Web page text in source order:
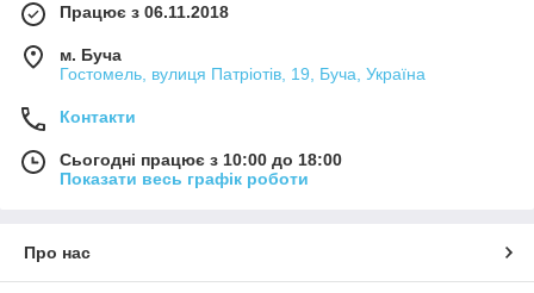
Працює з 06.11.2018
м. Буча
Гостомель, вулиця Патріотів, 19, Буча, Україна
Контакти
Сьогодні працює з 10:00 до 18:00
Показати весь графік роботи
Про нас